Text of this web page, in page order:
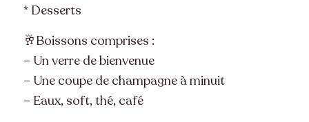
* Desserts
🥂Boissons comprises :
– Un verre de bienvenue
– Une coupe de champagne à minuit
– Eaux, soft, thé, café